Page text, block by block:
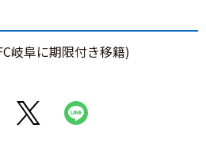
岐阜に期限付き移籍)